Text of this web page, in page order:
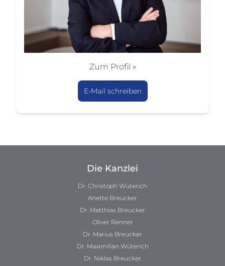
Zum Profil »
E-Mail schreiben
Die Kanzlei
Dr. Christoph Wüterich
Anette Breucker
Dr. Matthias Breucker
Oliver Renner
Dr. Marius Breucker
Dr. Maximilian Wüterich
Dr. Niklas Breucker